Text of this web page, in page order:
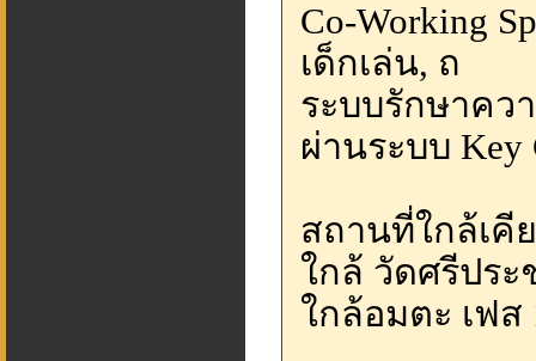
Co-Working
เด็กเล่น, ถ
ระบบรักษาคว
ผ่านระบบ Key
สถานที่ใกล้เคี
ใกล้ วัดศรีปร
ใกล้อมตะ เฟส